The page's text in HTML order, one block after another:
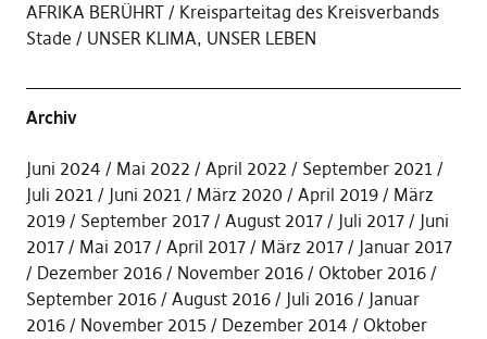
AFRIKA BERÜHRT
Kreisparteitag des Kreisverbands
Stade
UNSER KLIMA, UNSER LEBEN
Archiv
Juni 2024 Mai 2022 April 2022
September 2021
Juli 2021
Juni 2021 März 2020 April 2019
März
2019
September 2017 August 2017 Juli 2017
Juni
2017
Mai 2017 April 2017 März 2017
Januar 2017
Dezember 2016
November 2016
Oktober 2016
September 2016
August 2016 Juli 2016
Januar
2016
November 2015 Dezember 2014
Oktober